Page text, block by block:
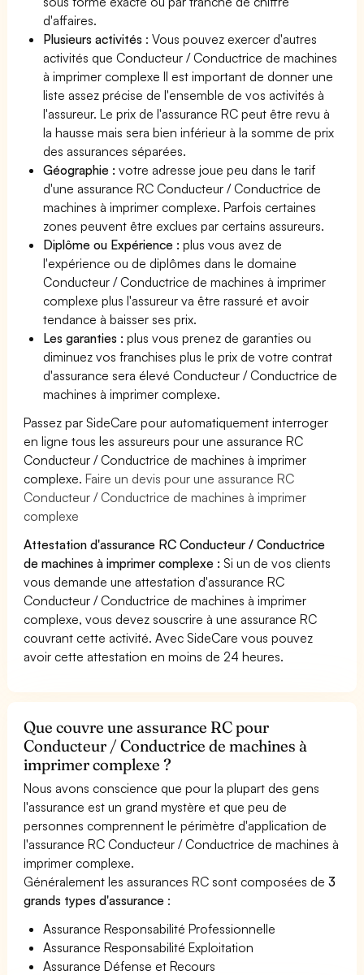
d'affaires.
Plusieurs activités : Vous pouvez exercer d'autres
activités que Conducteur / Conductrice de machines
à imprimer complexe Il est important de donner une
liste assez précise de l'ensemble de vos activités à
l'assureur. Le prix de l'assurance RC peut être revu à
la hausse mais sera bien inférieur à la somme de prix
des assurances séparées.
Géographie :votre adresse joue peu dans le tarif
d'une assurance RC Conducteur / Conductrice de
machines à imprimer complexe. Parfois certaines
zones peuvent être exclues par certains assureurs.
Diplôme ou Expérience :plus vous avez de
l'expérience ou de diplômes dans le domaine
Conducteur / Conductrice de machines à imprimer
complexe plus l'assureur va être rassuré et avoir
tendance à baisser ses prix.
Les garanties :plus vous prenez de garanties ou
diminuez vos franchises plus le prix de votre contrat
d'assurance sera élevé Conducteur / Conductrice de
machines à imprimer complexe.
Passez par SideCare pour automatiquement interroger
en ligne tous les assureurs pour une assurance RC
Conducteur / Conductrice de machines à imprimer
complexe.Faire un devis pour une assurance RC
Conducteur / Conductrice de machines à imprimer
complexe
Attestation d'assurance RC Conducteur / Conductrice
de machines à imprimer complexe : Si un de vos clients
vous demande une attestation d'assurance RC
Conducteur / Conductrice de machines à imprimer
complexe, vous devez souscrire à une assurance RC
couvrant cette activité. Avec SideCare vous pouvez
avoir cette attestation en moins de 24 heures.
Que couvre une assurance RC pour
Conducteur / Conductrice de machines à
imprimer complexe ?
Nous avons conscience que pour la plupart des gens
l'assurance est un grand mystère et que peu de
personnes comprennent le périmètre d'application de
l'assurance RC Conducteur / Conductrice de machines à
imprimer complexe.
Généralement les assurances RC sont composées de3
grands types d'assurance :
Assurance Responsabilité Professionnelle
Assurance Responsabilité Exploitation
Assurance Défense et Recours